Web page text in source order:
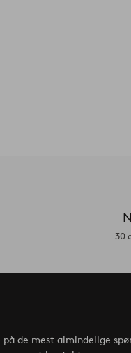
30
på de mest almindelige